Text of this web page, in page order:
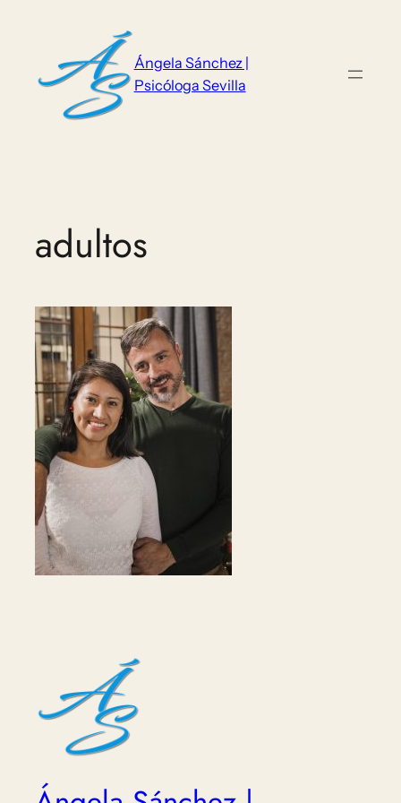
contenido
Ángela Sánchez |
Psicóloga Sevilla
adultos